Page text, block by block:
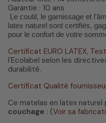
Garantie : 10 ans
Le coutil, le garnissage et
latex naturel sont certifiés,
pour le confort de votre
Certificat EURO LATEX,
l'Ecolabel selon les
durabilité.
Certificat Qualité
Ce matelas en latex naturel
couchage : (Voir sa